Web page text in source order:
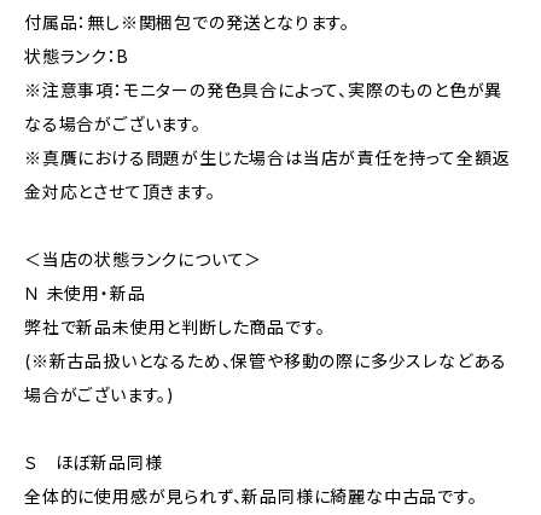
付属品：無し※関梱包での発送となります。
状態ランク：B
※注意事項：モニターの発色具合によって、実際のものと色が異
なる場合がございます。
※真贋における問題が生じた場合は当店が責任を持って全額返
金対応とさせて頂きます。
＜当店の状態ランクについて＞
Ｎ 未使用・新品
弊社で新品未使用と判断した商品です。
(※新古品扱いとなるため、保管や移動の際に多少スレなどある
場合がございます。)
Ｓ ほぼ新品同様
全体的に使用感が見られず、新品同様に綺麗な中古品です。